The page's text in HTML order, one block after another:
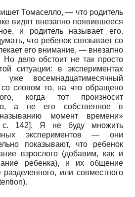
Томаселло, — что родитель
видят внезапно появившееся
и родитель называет его.
что ребенок связывает со
его внимание, — внезапно
Но дело обстоит не так просто
ситуации: в экспериментах
уже восемнадцатимесячный
со словом то, на что обращено
когда тот произносит
а не его собственное в
момент времени»
142]. Я не буду множить
экспериментов — они
показывают, что ребенок
взрослого (добавим, как и
ребенка), и их общение
или совместного